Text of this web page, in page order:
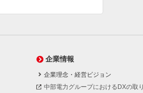
企業情報
企業理念・経営ビジョン
中部電力グループにおけるDXの取